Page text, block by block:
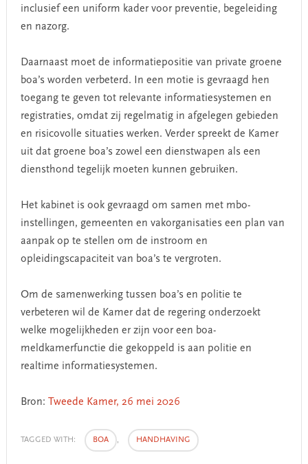
inclusief een uniform kader voor preventie, begeleiding
en nazorg.
Daarnaast moet de informatiepositie van private groene
boa’s worden verbeterd. In een motie is gevraagd hen
toegang te geven tot relevante informatiesystemen en
registraties, omdat zij regelmatig in afgelegen gebieden
en risicovolle situaties werken. Verder spreekt de Kamer
uit dat groene boa’s zowel een dienstwapen als een
diensthond tegelijk moeten kunnen gebruiken.
Het kabinet is ook gevraagd om samen met mbo-
instellingen, gemeenten en vakorganisaties een plan van
aanpak op te stellen om de instroom en
opleidingscapaciteit van boa’s te vergroten.
Om de samenwerking tussen boa’s en politie te
verbeteren wil de Kamer dat de regering onderzoekt
welke mogelijkheden er zijn voor een boa-
meldkamerfunctie die gekoppeld is aan politie en
realtime informatiesystemen.
Bron: Tweede Kamer, 26 mei 2026
TAGGED WITH: BOA , HANDHAVING